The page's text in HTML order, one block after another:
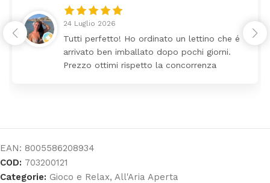
24 Luglio 2026
Tutti perfetto! Ho ordinato un lettino che é
arrivato ben imballato dopo pochi giorni.
Prezzo ottimi rispetto la concorrenza
EAN: 8005586208934
COD: 703200121
Categorie: Gioco e Relax, All'Aria Aperta